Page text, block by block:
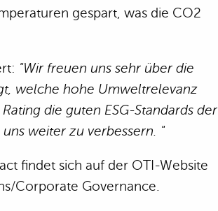
gespart, was die CO2
"Wir freuen uns sehr über die
welche hohe Umweltrelevanz
die guten ESG-Standards der
weiter zu verbessern. "
findet sich auf der OTI-Website
Corporate Governance.